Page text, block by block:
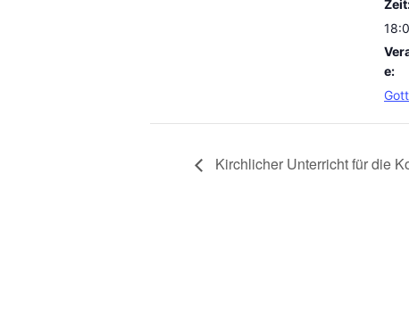
e:
Kirchlicher Unterricht für die